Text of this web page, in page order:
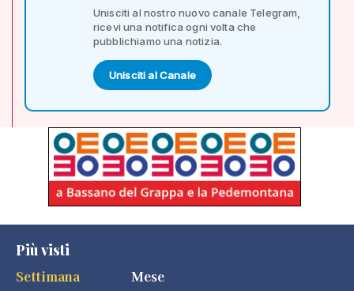
Unisciti al nostro nuovo canale Telegram,
ricevi una notifica ogni volta che
pubblichiamo una notizia.
Unisciti al Canale
Più visti
Settimana
Mese